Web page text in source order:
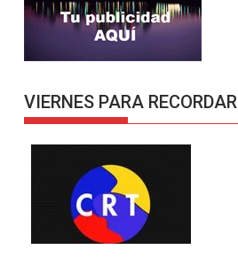
VIERNES PARA RECORDAR